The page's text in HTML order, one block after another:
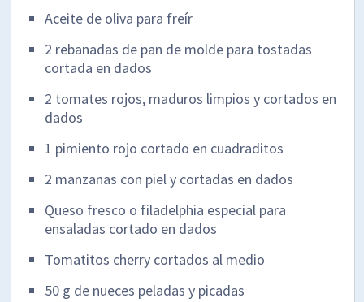
Aceite de oliva para freír
2 rebanadas de pan de molde para tostadas
cortada en dados
2 tomates rojos, maduros limpios y cortados en
dados
1 pimiento rojo cortado en cuadraditos
2 manzanas con piel y cortadas en dados
Queso fresco o filadelphia especial para
ensaladas cortado en dados
Tomatitos cherry cortados al medio
50 g de nueces peladas y picadas